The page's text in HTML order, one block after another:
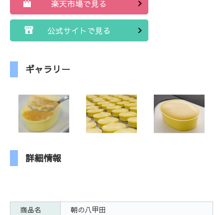
楽天市場で見る
公式サイトで見る
ギャラリー
詳細情報
商品名 朝の八甲田